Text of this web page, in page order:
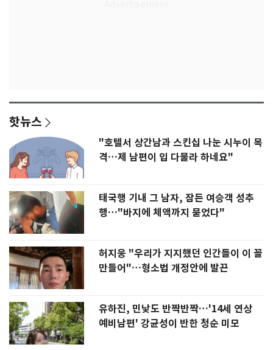
핫뉴스
"호텔서 상간남과 스킨십 나눈 시누이 목
격…제 남편이 입 다물라 하네요"
태국행 기내 그 남자, 잠든 여승객 성추
행…"바지에 체액까지 묻었다"
허지웅 "우리가 지지했던 인간들이 이 꼴
만들어"…형소법 개정안에 발끈
유하진, 민낯도 반짝반짝…'14세 연상
예비남편' 강균성이 반한 청순 미모